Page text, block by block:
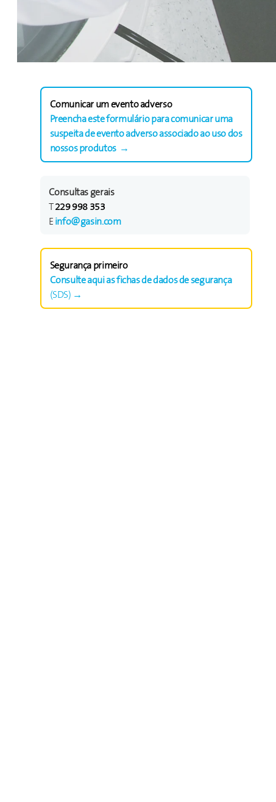
Comunicar um evento adverso
Preencha este formulário para comunicar uma
suspeita de evento adverso associado ao uso dos
nossos produtos→
Consultas gerais
229 998 353
E info@gasin.com
Segurança primeiro
Consulte aqui as fichas de dados de segurança
(SDS) →